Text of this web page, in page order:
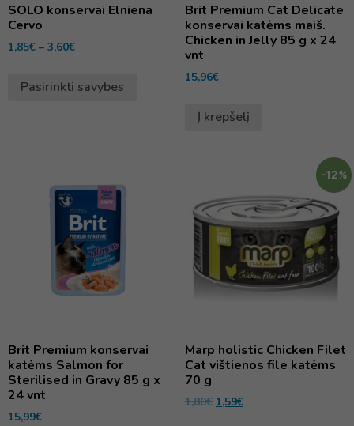
SOLO konservai Elniena
Cervo
1,85€ – 3,60€
Pasirinkti savybes
Brit Premium Cat Delicate
konservai katėms maiš.
Chicken in Jelly 85 g x 24
vnt
15,96€
Į krepšelį
Brit Premium konservai
katėms Salmon for
Sterilised in Gravy 85 g x
24 vnt
15,99€
-12%
Marp holistic Chicken Filet
Cat vištienos file katėms
70 g
1,80€ 1,59€